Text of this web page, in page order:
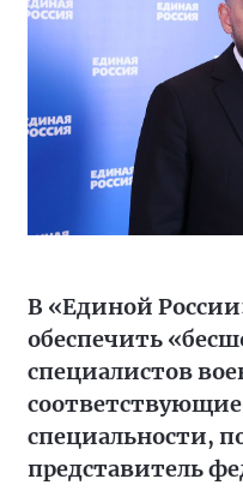
В «Единой
обеспечить
специалистов
специальности,
представитель